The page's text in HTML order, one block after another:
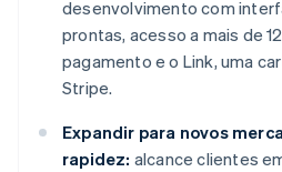
desenvolvimento com
prontas, acesso a mais de
pagamento e o Link, uma
Stripe.
Expandir para novos
rapidez: alcance clientes